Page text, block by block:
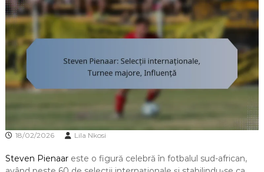
18/02/2026 Lila Nkosi
Steven Pienaareste o figură celebră în fotbalul sud-african,